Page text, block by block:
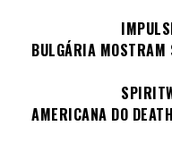
BULGÁRIA MOSTRAM
AMERICANA DO